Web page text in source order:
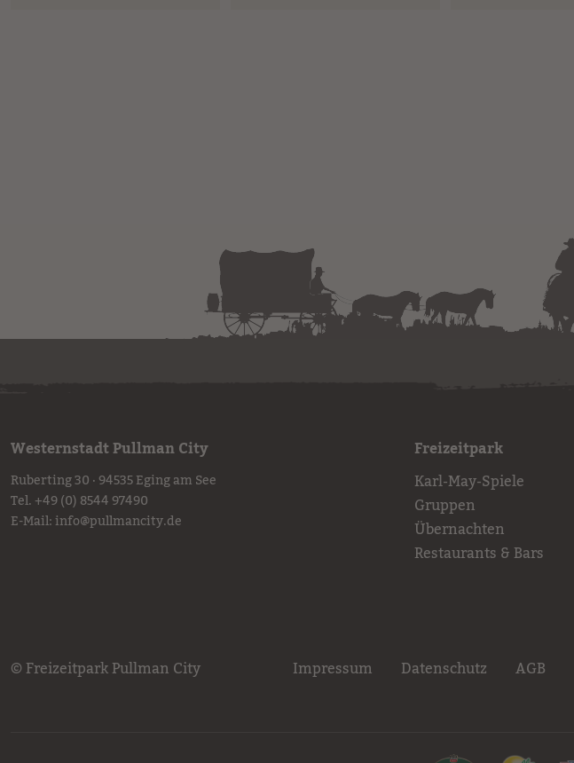
Westernstadt Pullman City
Ruberting 30 · 94535 Eging am See
Tel.+49 (0) 8544 97490
E-Mail:info@pullmancity.de
Freizeitpark
Karl-May-Spiele
Gruppen
Übernachten
Restaurants & Bars
Impressum Datenschutz AGB
© Freizeitpark Pullman City